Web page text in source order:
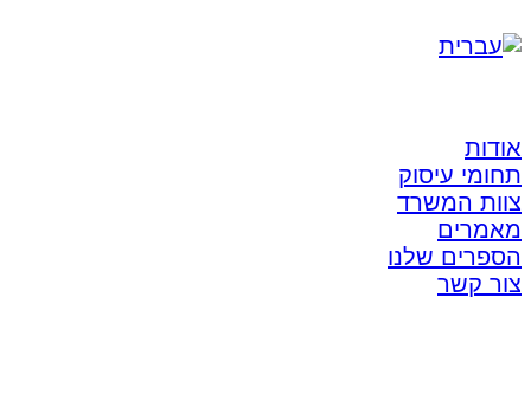
אודות
תחומי עיסוק
צוות המשרד
מאמרים
הספרים שלנו
צור קשר